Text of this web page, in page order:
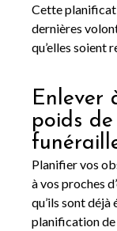
Cette
dernières
qu’elles soient
Enlever
poids
Planifier vos
à vos proches
qu’ils sont
planification